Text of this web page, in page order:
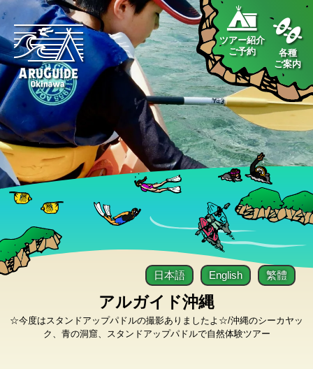
ツアー紹介
ご予約
各種
ご案内
アルガイド沖縄
☆今度はスタンドアップパドルの撮影ありましたよ☆/沖縄のシーカヤッ
ク、青の洞窟、スタンドアップパドルで自然体験ツアー
日本語 English 繁體